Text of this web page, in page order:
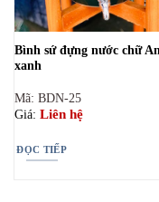
Bình sứ đựng nước chữ
xanh
Mã: BDN-25
Giá: Liên hệ
ĐỌC TIẾP